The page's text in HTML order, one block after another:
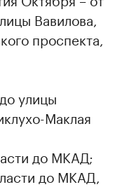
Вавилова,
проспекта,
улицы
Маклая
до МКАД;
до МКАД,